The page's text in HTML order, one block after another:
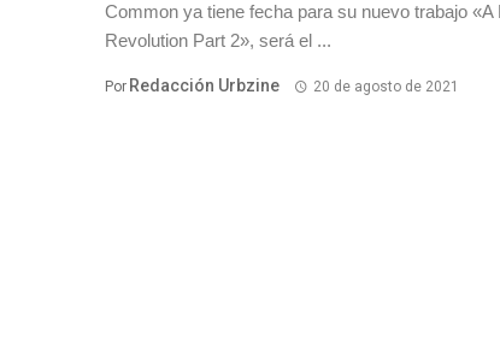
Common ya tiene fecha para su nuevo trabajo «A
Revolution Part 2», será el ...
Por Redacción Urbzine 20 de agosto de 2021